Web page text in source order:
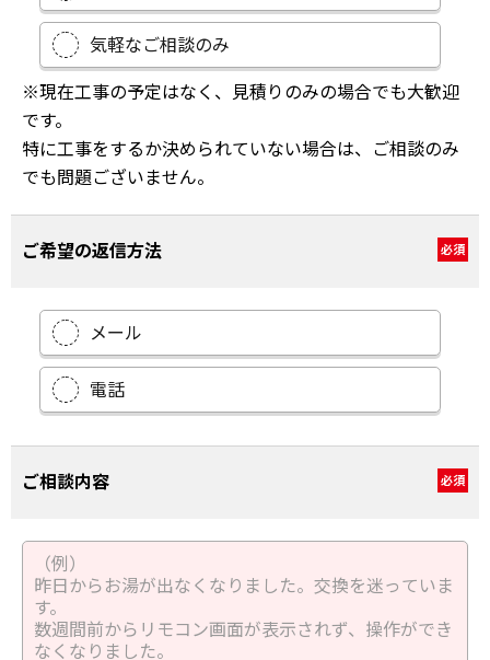
気軽なご相談のみ
※現在工事の予定はなく、見積りのみの場合でも大歓迎
です。
特に工事をするか決められていない場合は、ご相談のみ
でも問題ございません。
ご希望の返信方法 必須
メール
電話
ご相談内容 必須